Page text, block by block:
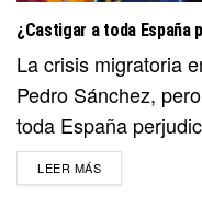
¿Castigar a toda España
La crisis migratoria
Pedro Sánchez,
toda España
LEER MÁSDETAILS